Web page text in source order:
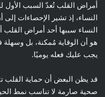
أمراض القلب تُعدّ السبب الأول
النساء، إذ تشير الإحصاءات
النساء سببها أحد أمراض القلب
هو أن الوقاية مُمكنة، بل
يجب عليك فعله يوميًا.
قد يظن البعض أن حماية القلب
صحية صارمة لا تناسب نمط